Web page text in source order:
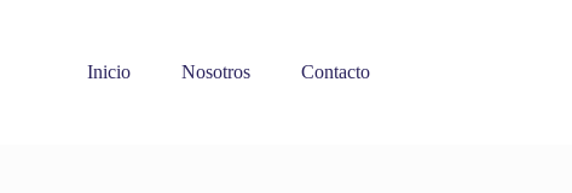
Inicio
Nosotros Contacto